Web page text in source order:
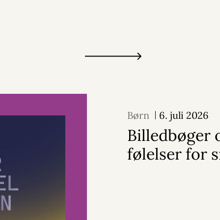
Børn 6. juli 2026
Billedbøger
følelser for